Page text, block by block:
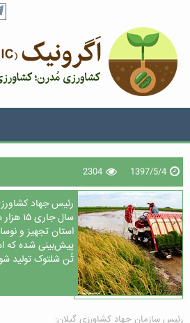
1397/5/4
2304
رئیس جهاد
سال
استان تجهیز و
تُن شلتوک تولید
رئیس سازمان جهاد کشاورزی گیلان: